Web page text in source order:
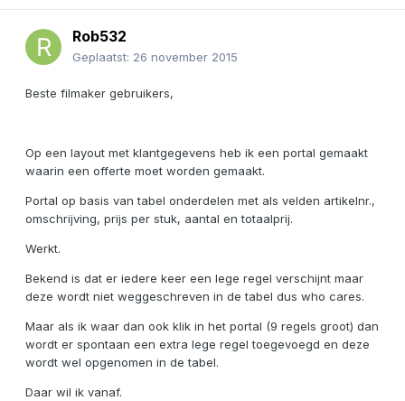
Rob532
Geplaatst: 26 november 2015
Beste filmaker gebruikers,
Op een layout met klantgegevens heb ik een portal gemaakt
waarin een offerte moet worden gemaakt.
Portal op basis van tabel onderdelen met als velden artikelnr.,
omschrijving, prijs per stuk, aantal en totaalprij.
Werkt.
Bekend is dat er iedere keer een lege regel verschijnt maar
deze wordt niet weggeschreven in de tabel dus who cares.
Maar als ik waar dan ook klik in het portal (9 regels groot) dan
wordt er spontaan een extra lege regel toegevoegd en deze
wordt wel opgenomen in de tabel.
Daar wil ik vanaf.